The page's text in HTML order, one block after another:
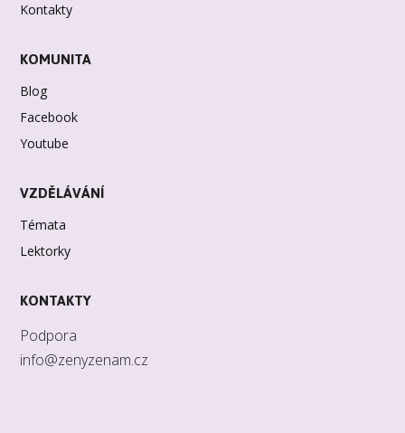
Kontakty
KOMUNITA
Blog
Facebook
Youtube
VZDĚLÁVÁNÍ
Témata
Lektorky
KONTAKTY
Podpora
info@zenyzenam.cz